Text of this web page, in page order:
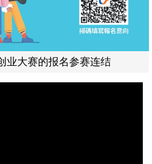
业大赛的报名参赛连结